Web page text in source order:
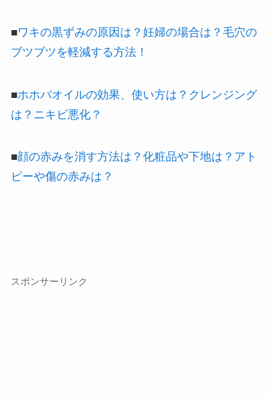
■ワキの黒ずみの原因は？妊婦の場合は？毛穴の
ブツブツを軽減する方法！
■ホホバオイルの効果、使い方は？クレンジング
は？ニキビ悪化？
■顔の赤みを消す方法は？化粧品や下地は？アト
ピーや傷の赤みは？
スポンサーリンク